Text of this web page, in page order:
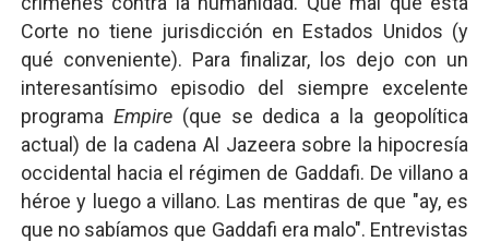
Corte no tiene jurisdicción en Estados Unidos (y
qué conveniente). Para finalizar, los dejo con un
interesantísimo episodio del siempre excelente
programa Empire(que se dedica a la geopolítica
actual) de la cadena Al Jazeera sobre la hipocresía
occidental hacia el régimen de Gaddafi. De villano a
héroe y luego a villano. Las mentiras de que "ay, es
que no sabíamos que Gaddafi era malo". Entrevistas